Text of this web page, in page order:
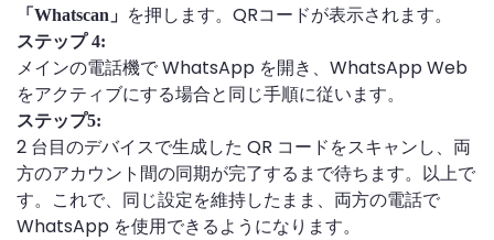
「Whatscan」 を押します。QRコードが表示されます。
ステップ 4:
メインの電話機で WhatsApp を開き、WhatsApp Web
をアクティブにする場合と同じ手順に従います。
ステップ5:
2 台目のデバイスで生成した QR コードをスキャンし、両
方のアカウント間の同期が完了するまで待ちます。以上で
す。これで、同じ設定を維持したまま、両方の電話で
WhatsApp を使用できるようになります。